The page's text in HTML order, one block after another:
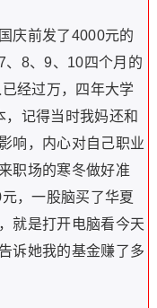
庆前发了4000元的
、8、9、10四个月的
经过万，四年大学
，记得当时我妈还和
响，内心对自己职业
职场的寒冬做好准
，一股脑买了华夏
就是打开电脑看今天
诉她我的基金赚了多